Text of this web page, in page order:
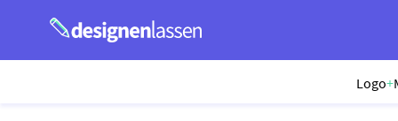
Logo+